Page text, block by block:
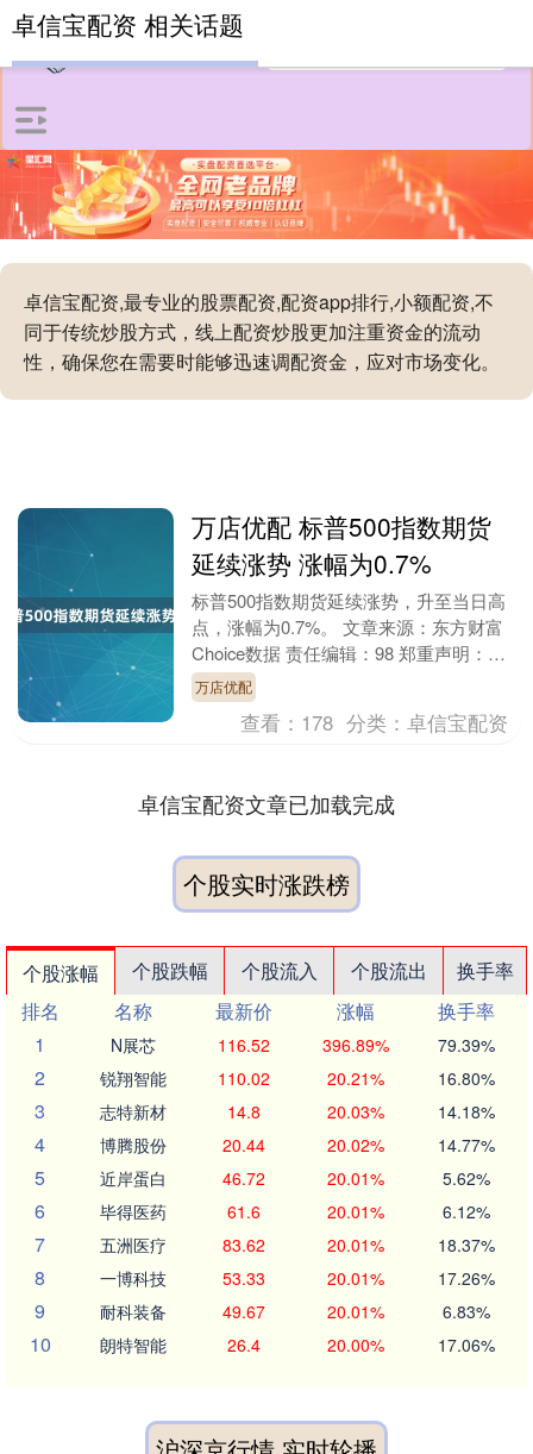
卓信宝配资,最专业的股票配资,配资app排行,小额配资,不
同于传统炒股方式，线上配资炒股更加注重资金的流动
性，确保您在需要时能够迅速调配资金，应对市场变化。
卓信宝配资 相关话题
万店优配 标普500指数期货
延续涨势 涨幅为0.7%
标普500指数期货延续涨势，升至当日高
点，涨幅为0.7%。 文章来源：东方财富
Choice数据 责任编辑：98 郑重声明：东
方财富发布此内容旨在传播更多信息，
与....
万店优配
查看： 178 分类：卓信宝配资
卓信宝配资文章已加载完成
个股实时涨跌榜
个股涨幅 个股跌幅 个股流入 个股流出
换手率
排名
名称 最新价 涨幅
换手率
1
N展芯 116.52 396.89% 79.39%
2 锐翔智能 110.02 20.21% 16.80%
3 志特新材 14.8 20.03% 14.18%
4 博腾股份 20.44 20.02% 14.77%
5 近岸蛋白 46.72 20.01% 5.62%
6 毕得医药 61.6 20.01% 6.12%
7 五洲医疗 83.62 20.01% 18.37%
8 一博科技 53.33 20.01% 17.26%
9 耐科装备 49.67 20.01% 6.83%
10 朗特智能 26.4 20.00% 17.06%